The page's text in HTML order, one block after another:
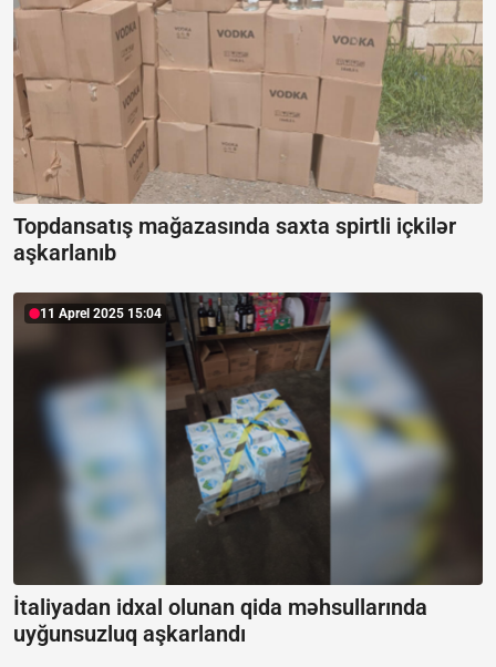
Topdansatış mağazasında saxta spirtli içkilər
aşkarlanıb
11 Aprel 2025 15:04
İtaliyadan idxal olunan qida məhsullarında
uyğunsuzluq aşkarlandı